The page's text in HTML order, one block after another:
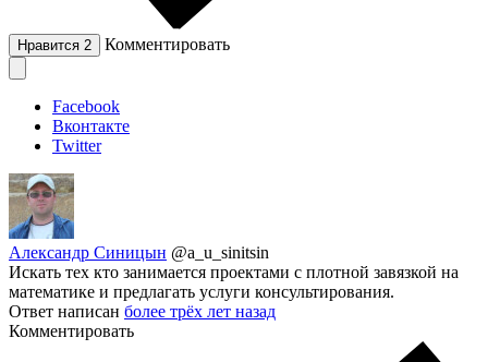
Нравится 2 Комментировать
Facebook
Вконтакте
Twitter
Александр Синицын @a_u_sinitsin
Искать тех кто занимается проектами с плотной завязкой на
математике и предлагать услуги консультирования.
Ответ написан более трёх лет назад
Комментировать